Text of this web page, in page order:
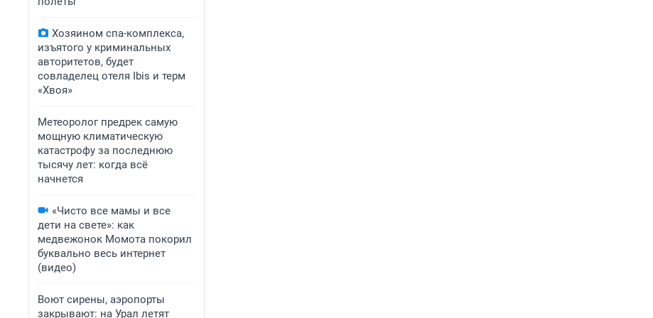
Хозяином спа-комплекса,
изъятого у криминальных
авторитетов, будет
совладелец отеля Ibis и терм
«Хвоя»
Метеоролог предрек самую
мощную климатическую
катастрофу за последнюю
тысячу лет: когда всё
начнется
«Чисто все мамы и все
дети на свете»: как
медвежонок Момота покорил
буквально весь интернет
(видео)
Воют сирены, аэропорты
закрывают: на Урал летят